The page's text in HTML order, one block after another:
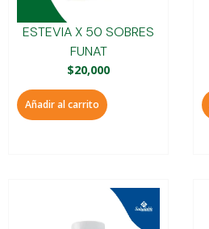
ESTEVIA X 50 SOBRES
FUNAT
$20,000
Añadir al carrito